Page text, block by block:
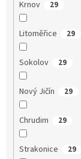
Krnov 29
Litoměřice 29
Sokolov 29
Nový Jičín 29
Chrudim 29
Strakonice 29